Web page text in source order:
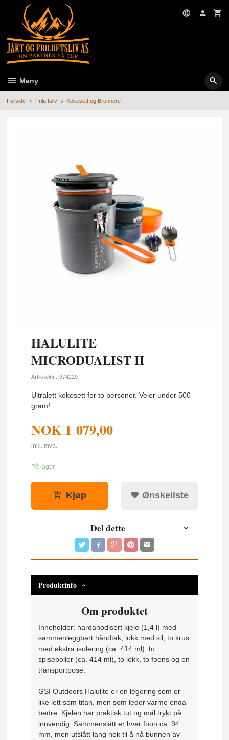
innholdet
Meny
Forside Friluftsliv Kokesett og Brennere
HALULITE
MICRODUALIST II
Artikkelnr.: 974229
Ultralett kokesett for to personer. Veier under 500
gram!
NOK 1 079,00
inkl. mva.
På lager
Kjøp Ønskeliste
Del dette
Produktinfo
Om produktet
Inneholder: hardanodisert kjele (1,4 l) med
sammenleggbart håndtak, lokk med sil, to krus
med ekstra isolering (ca. 414 ml), to
spiseboller (ca. 414 ml), to lokk, to foons og en
transportpose.
GSI Outdoors Halulite er en legering som er
like lett som titan, men som leder varme enda
bedre. Kjelen har praktisk tut og mål trykt på
innvendig. Sammenslått er hver foon ca. 94
mm, men utslått lang nok til å nå bunnen av